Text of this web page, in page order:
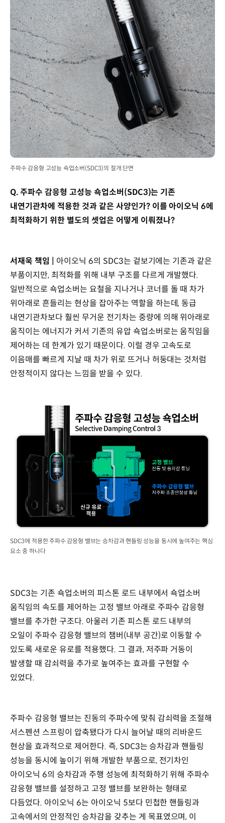
주파수 감응형 고성능 쇽업소버(SDC3)의 절개 단면
Q. 주파수 감응형 고성능 쇽업소버(SDC3)는 기존
내연기관차에 적용한 것과 같은 사양인가? 이를 아이오닉 6에
최적화하기 위한 별도의 셋업은 어떻게 이뤄졌나?
서재욱 책임 | 아이오닉 6의 SDC3는 겉보기에는 기존과 같은
부품이지만, 최적화를 위해 내부 구조를 다르게 개발했다.
일반적으로 쇽업소버는 요철을 지나거나 코너를 돌 때 차가
위아래로 흔들리는 현상을 잡아주는 역할을 하는데, 동급
내연기관차보다 훨씬 무거운 전기차는 중량에 의해 위아래로
움직이는 에너지가 커서 기존의 유압 쇽업소버로는 움직임을
제어하는 데 한계가 있기 때문이다. 이럴 경우 고속도로
이음매를 빠르게 지날 때 차가 위로 뜨거나 허둥대는 것처럼
안정적이지 않다는 느낌을 받을 수 있다.
SDC3에 적용한 주파수 감응형 밸브는 승차감과 핸들링 성능을 동시에 높여주는 핵심
요소 중 하나다
SDC3는 기존 쇽업소버의 피스톤 로드 내부에서 쇽업소버
움직임의 속도를 제어하는 고정 밸브 아래로 주파수 감응형
밸브를 추가한 구조다. 아울러 기존 피스톤 로드 내부의
오일이 주파수 감응형 밸브의 챔버(내부 공간)로 이동할 수
있도록 새로운 유로를 적용했다. 그 결과, 저주파 거동이
발생할 때 감쇠력을 추가로 높여주는 효과를 구현할 수
있었다.
주파수 감응형 밸브는 진동의 주파수에 맞춰 감쇠력을 조절해
서스펜션 스프링이 압축됐다가 다시 늘어날 때의 리바운드
현상을 효과적으로 제어한다. 즉, SDC3는 승차감과 핸들링
성능을 동시에 높이기 위해 개발한 부품으로, 전기차인
아이오닉 6의 승차감과 주행 성능에 최적화하기 위해 주파수
감응형 밸브를 설정하고 고정 밸브를 보완하는 형태로
다듬었다. 아이오닉 6는 아이오닉 5보다 민첩한 핸들링과
고속에서의 안정적인 승차감을 갖추는 게 목표였으며, 이